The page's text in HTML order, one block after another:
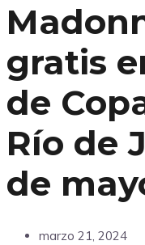
gratis
de
Río de
de
marzo 21, 2024